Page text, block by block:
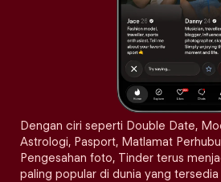
Dengan ciri seperti Double Date,
Astrologi, Pasport, Matlamat
Pengesahan foto, Tinder terus
paling popular di dunia yang